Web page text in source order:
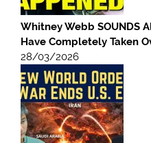
Whitney Webb SOUNDS
Have Completely Taken
28/03/2026